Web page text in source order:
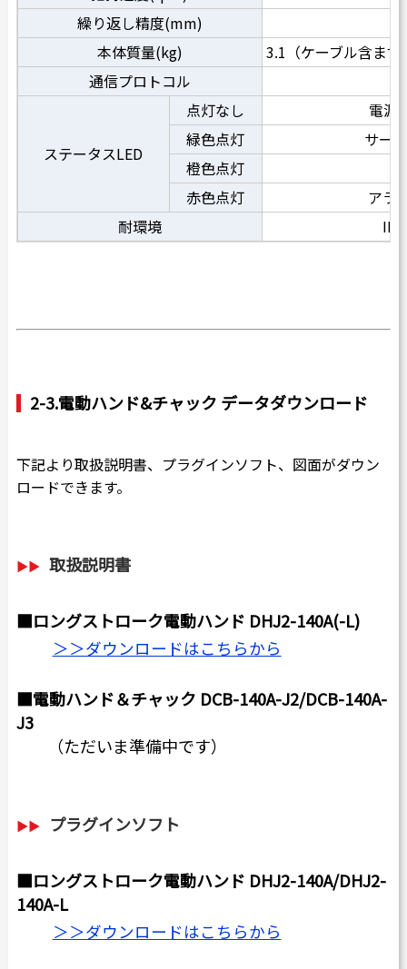
繰り返し精度(mm)
本体質量(kg)
3.1（ケーブル含まず
通信プロトコル
ステータスLED
点灯なし
電源
緑色点灯
サー
橙色点灯
赤色点灯
アラ
耐環境
2-3.電動ハンド&チャック データダウンロード
下記より取扱説明書、プラグインソフト、図面がダウン
ロードできます。
取扱説明書
■ロングストローク電動ハンド DHJ2-140A(-L)
＞＞ダウンロードはこちらから
■電動ハンド＆チャック DCB-140A-J2/DCB-140A-
J3
（ただいま準備中です）
プラグインソフト
■ロングストローク電動ハンド DHJ2-140A/DHJ2-
140A-L
＞＞ダウンロードはこちらから